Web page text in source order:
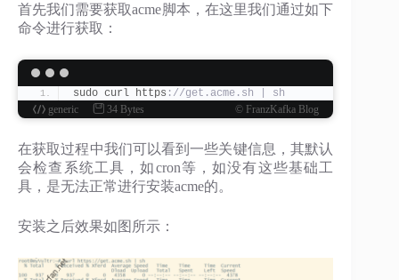
首先我们需要获取acme脚本，在这里我们通过如下
命令进行获取：
sudo curl https ://get.acme.sh | sh
generic
34 Bytes © FranzKafka Blog
在获取过程中我们可以看到一些关键信息，其默认
会检查系统工具，如cron等，如没有这些基础工
具，是无法正常进行安装acme的。
安装之后效果如图所示：